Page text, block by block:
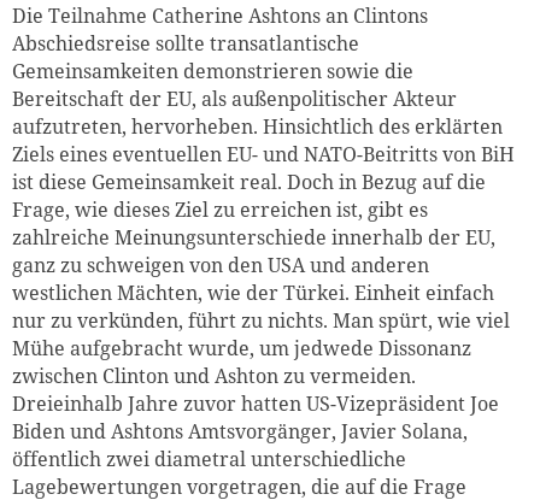
Die Teilnahme Catherine Ashtons an Clintons
Abschiedsreise sollte transatlantische
Gemeinsamkeiten demonstrieren sowie die
Bereitschaft der EU, als außenpolitischer Akteur
aufzutreten, hervorheben. Hinsichtlich des erklärten
Ziels eines eventuellen EU- und NATO-Beitritts von BiH
ist diese Gemeinsamkeit real. Doch in Bezug auf die
Frage, wie dieses Ziel zu erreichen ist, gibt es
zahlreiche Meinungsunterschiede innerhalb der EU,
ganz zu schweigen von den USA und anderen
westlichen Mächten, wie der Türkei. Einheit einfach
nur zu verkünden, führt zu nichts. Man spürt, wie viel
Mühe aufgebracht wurde, um jedwede Dissonanz
zwischen Clinton und Ashton zu vermeiden.
Dreieinhalb Jahre zuvor hatten US-Vizepräsident Joe
Biden und Ashtons Amtsvorgänger, Javier Solana,
öffentlich zwei diametral unterschiedliche
Lagebewertungen vorgetragen, die auf die Frage